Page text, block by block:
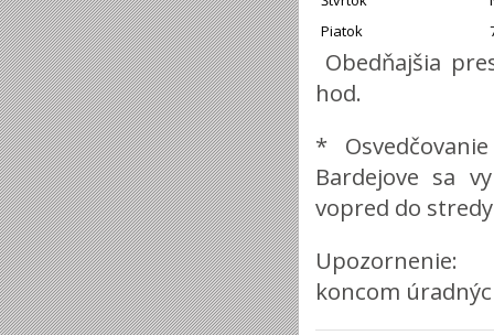
Piatok
Obedňajšia
hod.
*
Bardejove sa
vopred do
Upozornenie:
koncom